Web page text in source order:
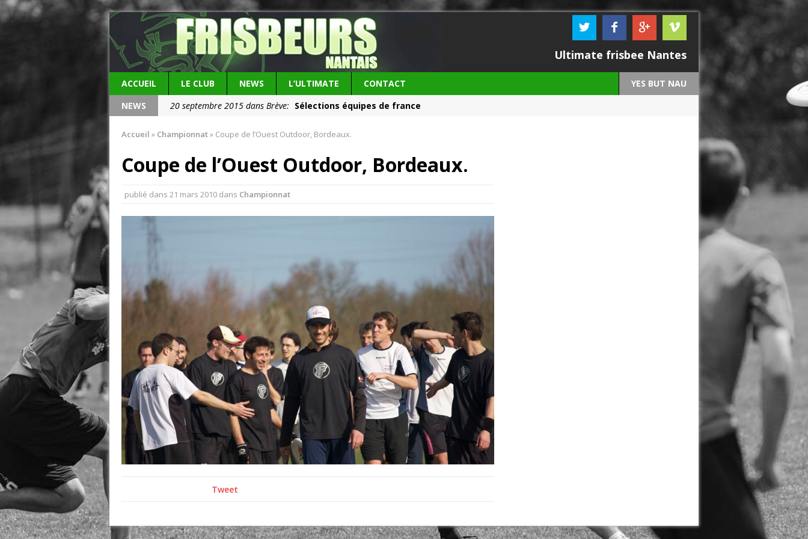
Ultimate frisbee Nantes
ACCUEIL LE CLUB NEWS L’ULTIMATE CONTACT
YES BUT NAU
NEWS
20 septembre 2015 dans Brève: Sélections équipes de france
Accueil » Championnat» Coupe de l’Ouest Outdoor, Bordeaux.
Coupe de l’Ouest Outdoor, Bordeaux.
publié dans 21 mars 2010 dans Championnat
Tweet